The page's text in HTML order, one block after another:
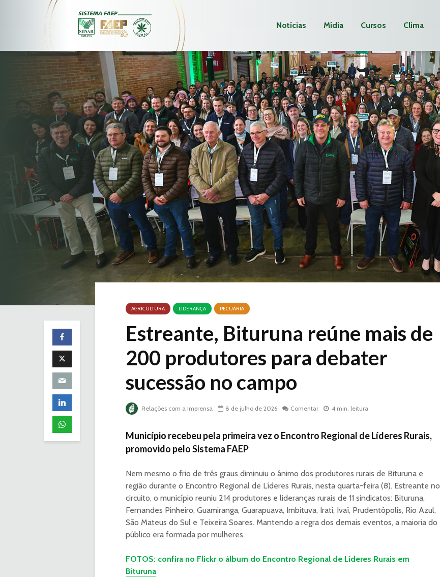
Notícias Mídia Cursos Clima
AGRICULTURA LIDERANÇA PECUÁRIA
Estreante, Bituruna reúne mais de
200 produtores para debater
sucessão no campo
Relações com a Imprensa 8 de julho de 2026 Comentar 4 min. leitura
Município recebeu pela primeira vez o Encontro Regional de Líderes Rurais,
promovido pelo Sistema FAEP
Nem mesmo o frio de três graus diminuiu o ânimo dos produtores rurais de Bituruna e
região durante o Encontro Regional de Líderes Rurais, nesta quarta-feira (8). Estreante no
circuito, o município reuniu 214 produtores e lideranças rurais de 11 sindicatos: Bituruna,
Fernandes Pinheiro, Guamiranga, Guarapuava, Imbituva, Irati, Ivaí, Prudentópolis, Rio Azul,
São Mateus do Sul e Teixeira Soares. Mantendo a regra dos demais eventos, a maioria do
público era formada por mulheres.
FOTOS: confira no Flickr o álbum do Encontro Regional de Líderes Rurais em
Bituruna